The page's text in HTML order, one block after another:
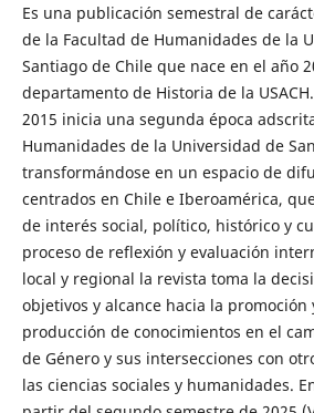
Es una publicación semestral de
de la Facultad de Humanidades de la
Santiago de Chile que nace en el año
departamento de Historia de la
2015 inicia una segunda época
Humanidades de la Universidad de
transformándose en un espacio de
centrados en Chile e Iberoamérica,
de interés social, político, histórico y
proceso de reflexión y evaluación
local y regional la revista toma la
objetivos y alcance hacia la
producción de conocimientos en el
de Género y sus intersecciones con
las ciencias sociales y humanidades.